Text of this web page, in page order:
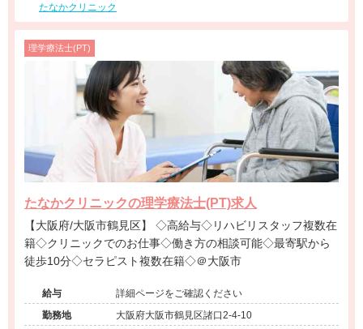
たなかクリニック
理学療法士(PT)
たなかクリニックの理学療法士(PT)求人
【大阪府/大阪市鶴見区】 ◇高給与◇リハビリスタッフ複数在
籍◇クリニックでのお仕事◇働き方の相談可能◇最寄駅から
徒歩10分◇セラピスト複数在籍◇＠大阪市
給与
詳細ページをご確認ください
勤務地
大阪府大阪市鶴見区諸口2-4-10